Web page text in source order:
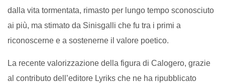
dalla vita tormentata, rimasto per lungo tempo sconosciuto
ai più, ma stimato da Sinisgalli che fu tra i primi a
riconoscerne e a sostenerne il valore poetico.
La recente valorizzazione della figura di Calogero, grazie
al contributo dell’editore Lyriks che ne ha ripubblicato